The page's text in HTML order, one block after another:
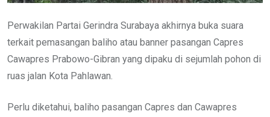
Perwakilan Partai Gerindra Surabaya akhirnya buka suara
terkait pemasangan baliho atau banner pasangan Capres
Cawapres Prabowo-Gibran yang dipaku di sejumlah pohon di
ruas jalan Kota Pahlawan.
Perlu diketahui, baliho pasangan Capres dan Cawapres